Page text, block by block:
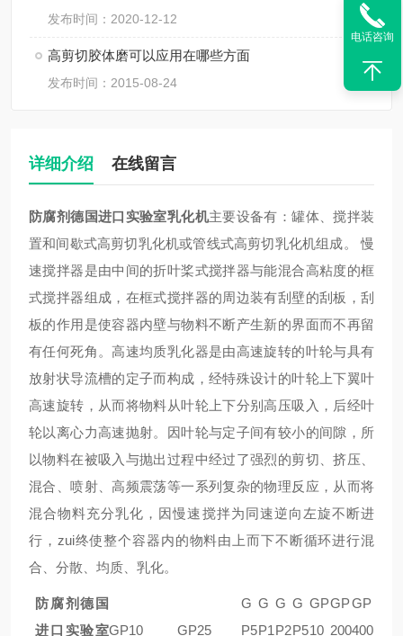
发布时间：2020-12-12
高剪切胶体磨可以应用在哪些方面
发布时间：2015-08-24
详细介绍 在线留言
防腐剂德国进口实验室乳化机主要设备有：罐体、搅拌装
置和间歇式高剪切乳化机或管线式高剪切乳化机组成。 慢
速搅拌器是由中间的折叶桨式搅拌器与能混合高粘度的框
式搅拌器组成，在框式搅拌器的周边装有刮壁的刮板，刮
板的作用是使容器内壁与物料不断产生新的界面而不再留
有任何死角。高速均质乳化器是由高速旋转的叶轮与具有
放射状导流槽的定子而构成，经特殊设计的叶轮上下翼叶
高速旋转，从而将物料从叶轮上下分别高压吸入，后经叶
轮以离心力高速抛射。因叶轮与定子间有较小的间隙，所
以物料在被吸入与抛出过程中经过了强烈的剪切、挤压、
混合、喷射、高频震荡等一系列复杂的物理反应，从而将
混合物料充分乳化，因慢速搅拌为同速逆向左旋不断进
行，zui终使整个容器内的物料由上而下不断循环进行混
合、分散、均质、乳化。
防腐剂德国
进口实验室GP10 GP25
G
P5
G
P1
G
P2
G
P5
GP
10
GP
200
GP
400
电话咨询